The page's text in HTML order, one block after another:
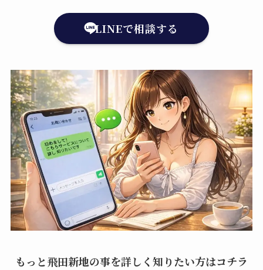
LINEで相談する
もっと飛田新地の事を詳しく知りたい方はコチラ